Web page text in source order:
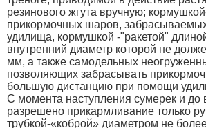
резинового жгута вручную;
прикормочных шаров,
удилища, кормушкой -"ракетой"
внутренний диаметр которой не
мм, а также самодельных
позволяющих забрасывать
большую дистанцию при помощи
С момента наступления сумерек и до
разрешено прикармливание только
трубкой-«коброй» диаметром не